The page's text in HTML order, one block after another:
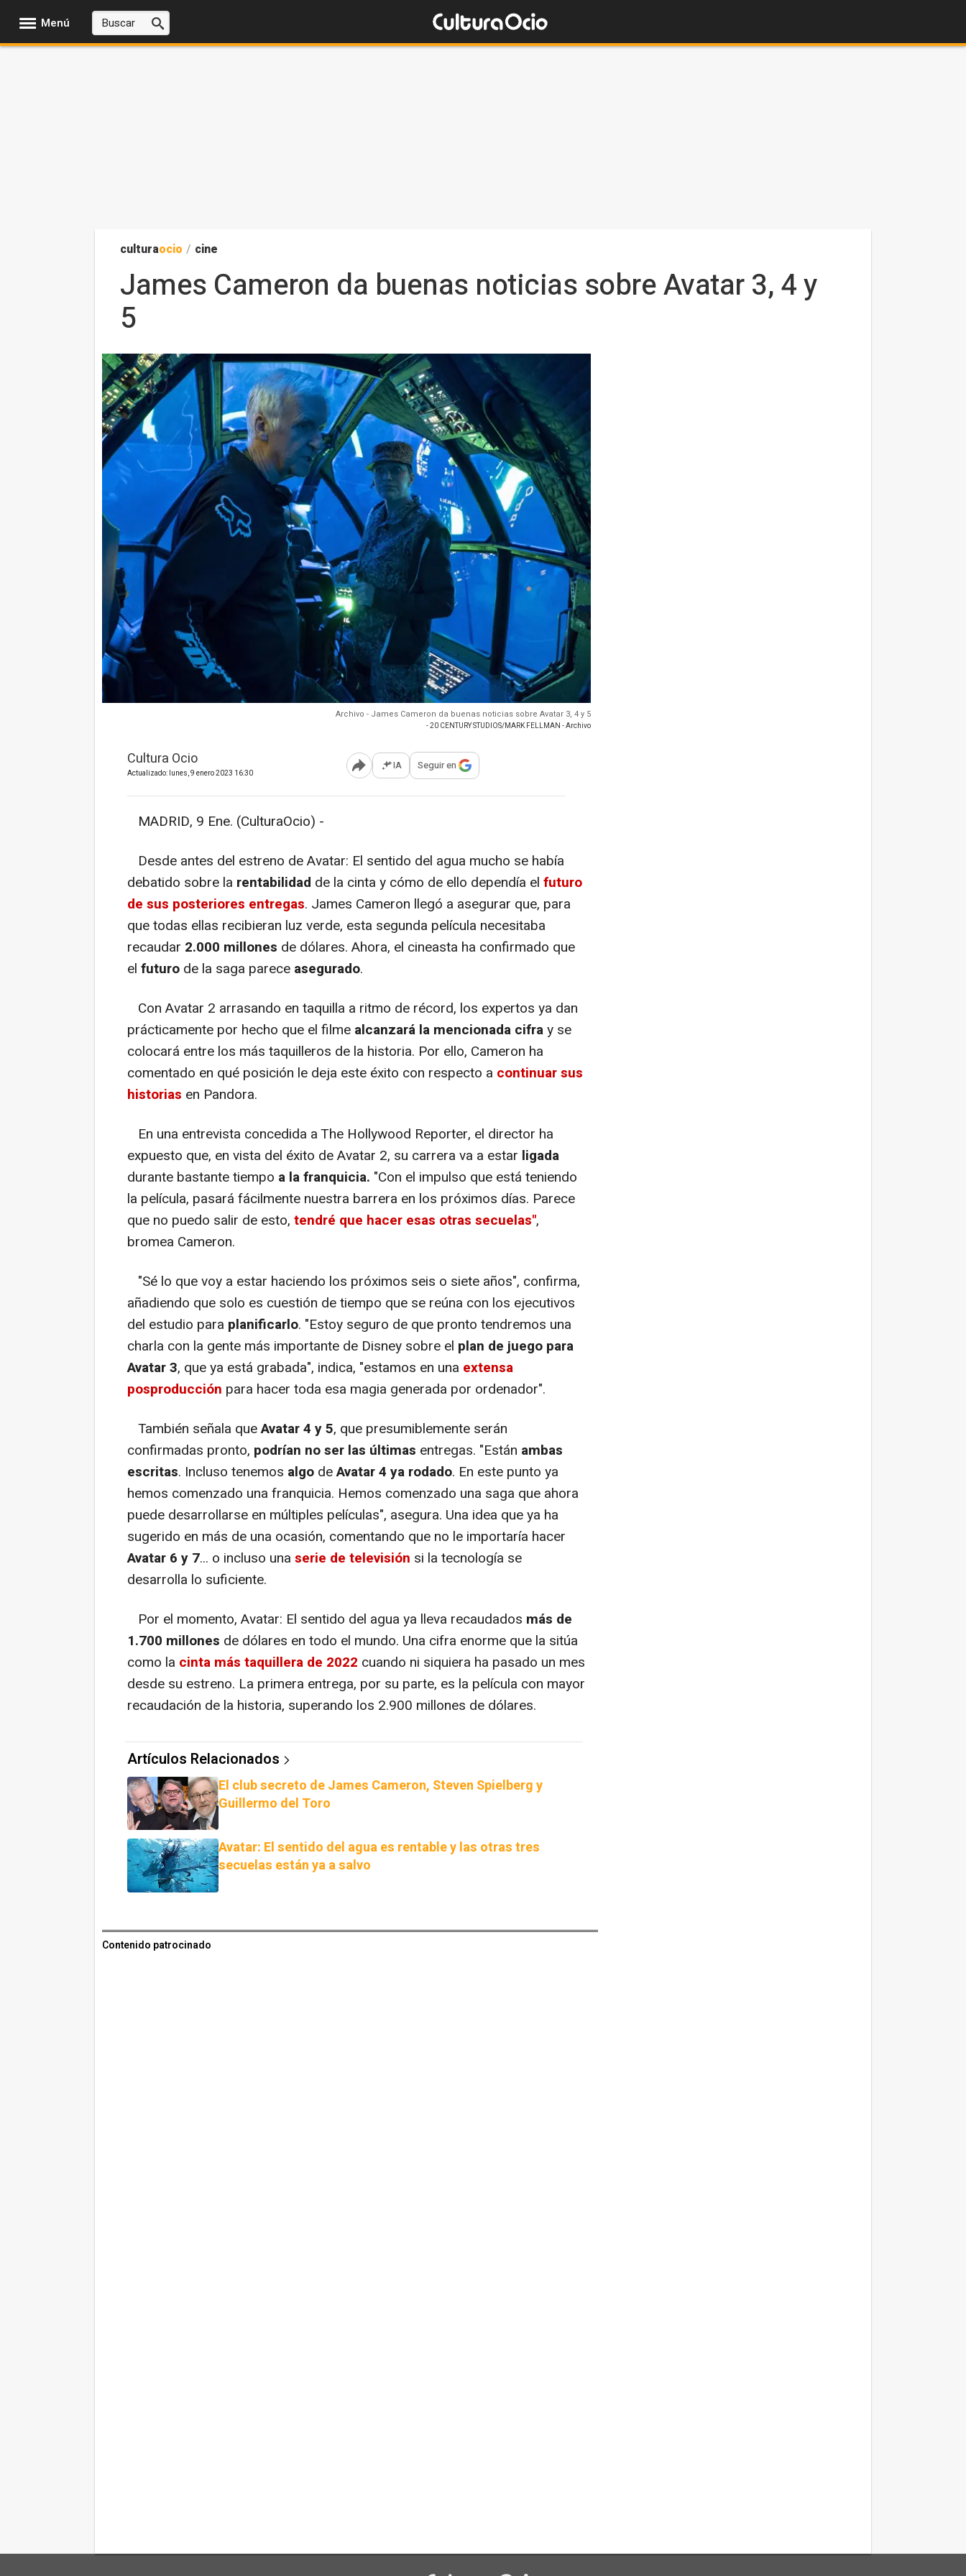
Menú
culturaocio / cine
James Cameron da buenas noticias sobre Avatar 3, 4 y
5
Archivo - James Cameron da buenas noticias sobre Avatar 3, 4 y 5
- 20 CENTURY STUDIOS/MARK FELLMAN - Archivo
Cultura Ocio
Actualizado: lunes, 9 enero 2023 16:30 Abrir opciones para compartir
IA Seguir en
MADRID, 9 Ene. (CulturaOcio) -
Desde antes del estreno de Avatar: El sentido del agua mucho se había
debatido sobre la rentabilidad de la cinta y cómo de ello dependía el futuro
de sus posteriores entregas. James Cameron llegó a asegurar que, para
que todas ellas recibieran luz verde, esta segunda película necesitaba
recaudar 2.000 millones de dólares. Ahora, el cineasta ha confirmado que
el futuro de la saga parece asegurado.
Con Avatar 2 arrasando en taquilla a ritmo de récord, los expertos ya dan
prácticamente por hecho que el filme alcanzará la mencionada cifray se
colocará entre los más taquilleros de la historia. Por ello, Cameron ha
comentado en qué posición le deja este éxito con respecto a continuar sus
historias en Pandora.
En una entrevista concedida a The Hollywood Reporter, el director ha
expuesto que, en vista del éxito de Avatar 2, su carrera va a estar ligada
durante bastante tiempo a la franquicia. "Con el impulso que está teniendo
la película, pasará fácilmente nuestra barrera en los próximos días. Parece
que no puedo salir de esto, tendré que hacer esas otras secuelas",
bromea Cameron.
"Sé lo que voy a estar haciendo los próximos seis o siete años", confirma,
añadiendo que solo es cuestión de tiempo que se reúna con los ejecutivos
del estudio para planificarlo. "Estoy seguro de que pronto tendremos una
charla con la gente más importante de Disney sobre el plan de juego para
Avatar 3, que ya está grabada", indica, "estamos en una extensa
posproducción para hacer toda esa magia generada por ordenador".
También señala queAvatar 4 y 5, que presumiblemente serán
confirmadas pronto, podrían no ser las últimas entregas. "Están ambas
escritas. Incluso tenemos algo deAvatar 4 ya rodado. En este punto ya
hemos comenzado una franquicia. Hemos comenzado una saga que ahora
puede desarrollarse en múltiples películas", asegura. Una idea que ya ha
sugerido en más de una ocasión, comentando que no le importaría hacer
Avatar 6 y 7... o incluso una serie de televisión si la tecnología se
desarrolla lo suficiente.
Por el momento, Avatar: El sentido del agua ya lleva recaudados más de
1.700 millones de dólares en todo el mundo. Una cifra enorme que la sitúa
como la cinta más taquillera de 2022 cuando ni siquiera ha pasado un mes
desde su estreno. La primera entrega, por su parte, es la película con mayor
recaudación de la historia, superando los 2.900 millones de dólares.
Artículos Relacionados
El club secreto de James Cameron, Steven Spielberg y
Guillermo del Toro
Avatar: El sentido del agua es rentable y las otras tres
secuelas están ya a salvo
Contenido patrocinado